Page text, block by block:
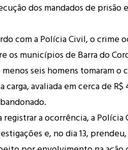
dos mandados de prisão
com a Polícia Civil, o crime
os municípios de Barra do
seis homens tomaram o
carga, avaliada em cerca de
a ocorrência, a Polícia
e, no dia 13,